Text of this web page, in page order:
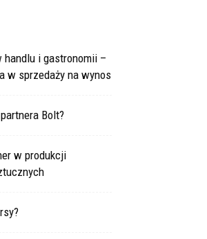
i gastronomii –
w sprzedaży na wynos
Bolt?
w produkcji